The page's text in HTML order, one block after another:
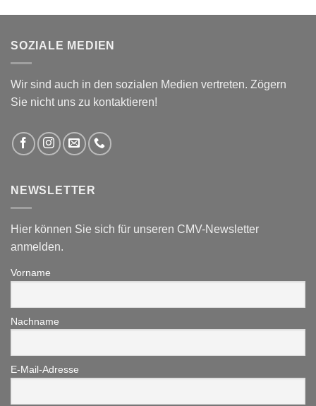
SOZIALE MEDIEN
Wir sind auch in den sozialen Medien vertreten. Zögern
Sie nicht uns zu kontaktieren!
NEWSLETTER
Hier können Sie sich für unseren CMV-Newsletter
anmelden.
Vorname
Nachname
E-Mail-Adresse